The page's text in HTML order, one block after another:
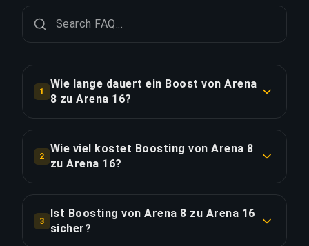
1
Wie lange dauert ein Boost von Arena
8 zu Arena 16?
Regel 1-2 Tage. Mit Priority Order erfolgt die
Lieferung ca. 25% schneller.
2
Wie viel kostet Boosting von Arena 8
zu Arena 16?
€144.47 für die Standardoption. Priority Order
kostet €173.36 und das Full Package mit
3
Ist Boosting von Arena 8 zu Arena 16
sicher?